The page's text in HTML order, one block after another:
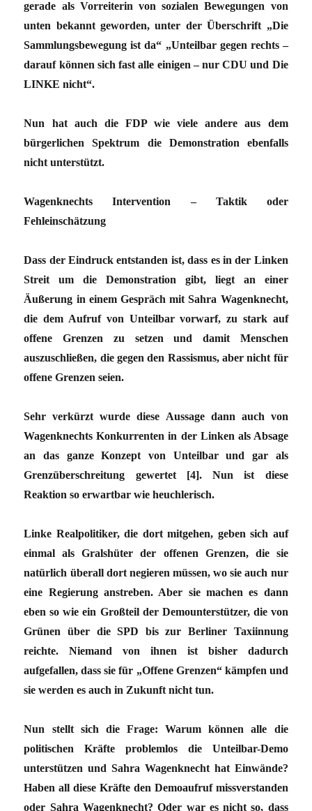
gerade als Vorreiterin von sozialen Bewegungen von
unten bekannt geworden, unter der Überschrift „Die
Sammlungsbewegung ist da“ „Unteilbar gegen rechts –
darauf können sich fast alle einigen – nur CDU und Die
LINKE nicht“.
Nun hat auch die FDP wie viele andere aus dem
bürgerlichen Spektrum die Demonstration ebenfalls
nicht unterstützt.
Wagenknechts Intervention – Taktik oder
Fehleinschätzung
Dass der Eindruck entstanden ist, dass es in der Linken
Streit um die Demonstration gibt, liegt an einer
Äußerung in einem Gespräch mit Sahra Wagenknecht,
die dem Aufruf von Unteilbar vorwarf, zu stark auf
offene Grenzen zu setzen und damit Menschen
auszuschließen, die gegen den Rassismus, aber nicht für
offene Grenzen seien.
Sehr verkürzt wurde diese Aussage dann auch von
Wagenknechts Konkurrenten in der Linken als Absage
an das ganze Konzept von Unteilbar und gar als
Grenzüberschreitung gewertet [4]. Nun ist diese
Reaktion so erwartbar wie heuchlerisch.
Linke Realpolitiker, die dort mitgehen, geben sich auf
einmal als Gralshüter der offenen Grenzen, die sie
natürlich überall dort negieren müssen, wo sie auch nur
eine Regierung anstreben. Aber sie machen es dann
eben so wie ein Großteil der Demounterstützer, die von
Grünen über die SPD bis zur Berliner Taxiinnung
reichte. Niemand von ihnen ist bisher dadurch
aufgefallen, dass sie für „Offene Grenzen“ kämpfen und
sie werden es auch in Zukunft nicht tun.
Nun stellt sich die Frage: Warum können alle die
politischen Kräfte problemlos die Unteilbar-Demo
unterstützen und Sahra Wagenknecht hat Einwände?
Haben all diese Kräfte den Demoaufruf missverstanden
oder Sahra Wagenknecht? Oder war es nicht so, dass